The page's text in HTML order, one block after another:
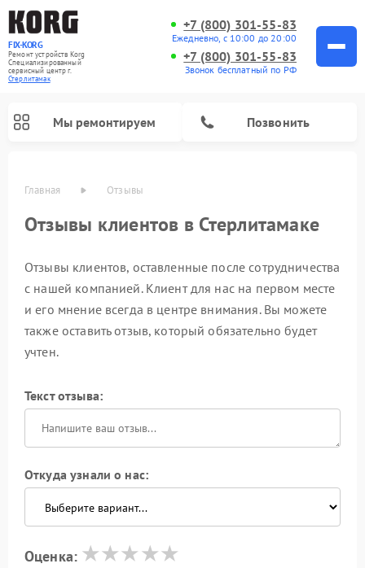
FIX-KORG
Ремонт устройств Korg
Специализированный
cервисный центр г.
Стерлитамак
+7 (800) 301-55-83
Ежедневно, с 10:00 до 20:00
+7 (800) 301-55-83
Звонок бесплатный по РФ
Мы ремонтируем Позвонить
Главная Отзывы
Отзывы клиентов в Стерлитамаке
Отзывы клиентов, оставленные после сотрудничества
с нашей компанией. Клиент для нас на первом месте
и его мнение всегда в центре внимания. Вы можете
также оставить отзыв, который обязательно будет
учтен.
Текст отзыва:
Откуда узнали о нас:
Оценка: